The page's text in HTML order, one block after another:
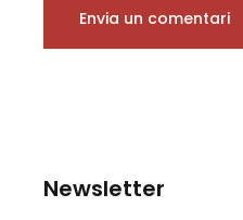
Envia un comentari
Newsletter